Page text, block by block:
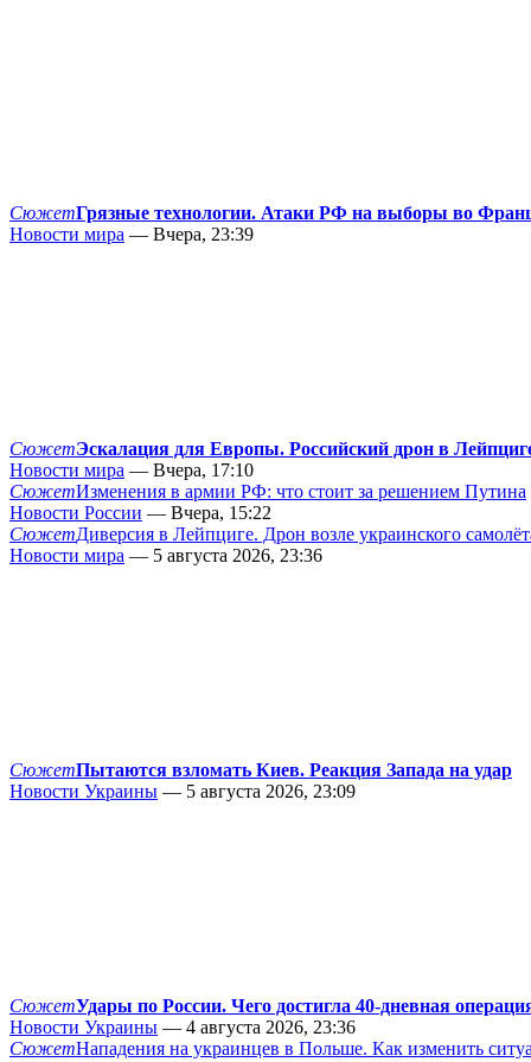
СюжетГрязные технологии. Атаки РФ на выборы во
Новости мира — Вчера, 23:39
СюжетЭскалация для Европы. Российский дрон в
Новости мира — Вчера, 17:10
СюжетИзменения в армии РФ: что стоит за решением Путина
Новости России — Вчера, 15:22
СюжетДиверсия в Лейпциге. Дрон возле украинского
Новости мира — 5 августа 2026, 23:36
СюжетПытаются взломать Киев. Реакция Запада на удар
Новости Украины — 5 августа 2026, 23:09
СюжетУдары по России. Чего достигла 40-дневная
Новости Украины — 4 августа 2026, 23:36
СюжетНападения на украинцев в Польше. Как изменить